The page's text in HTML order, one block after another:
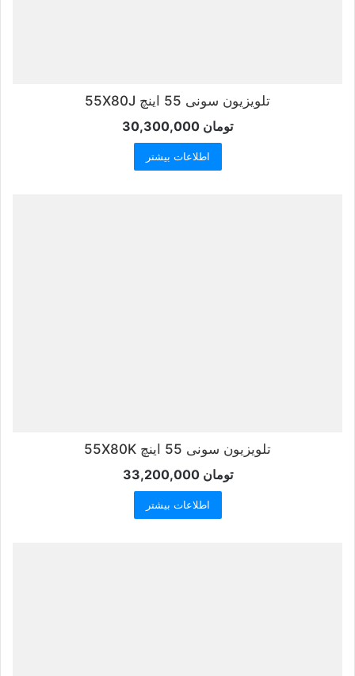
تلویزیون سونی 55 اینچ 55X80J
تومان
اطلاعات بیشتر
تلویزیون سونی 55 اینچ 55X80K
تومان 33,200,000
اطلاعات بیشتر